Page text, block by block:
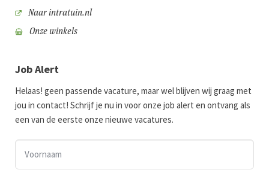
Naar intratuin.nl
Onze winkels
Job Alert
Helaas! geen passende vacature, maar wel blijven wij graag met
jou in contact! Schrijf je nu in voor onze job alert en ontvang als
een van de eerste onze nieuwe vacatures.